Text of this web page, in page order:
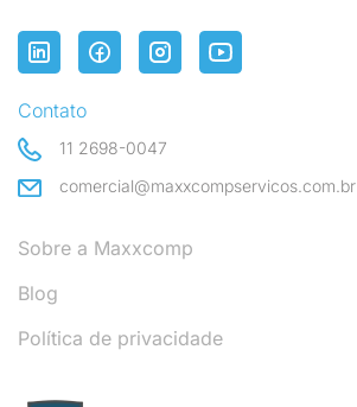
Contato
11 2698-0047
comercial@maxxcompservicos.com.br
Sobre a Maxxcomp
Blog
Política de privacidade